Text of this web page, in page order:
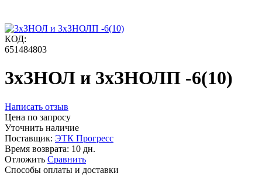
КОД:
651484803
3хЗНОЛ и 3хЗНОЛП -6(10)
Написать отзыв
Цена по запросу
Уточнить наличие
Поставщик: ЭТК Прогресс
Время возврата: 10 дн.
Отложить Сравнить
Способы оплаты и доставки